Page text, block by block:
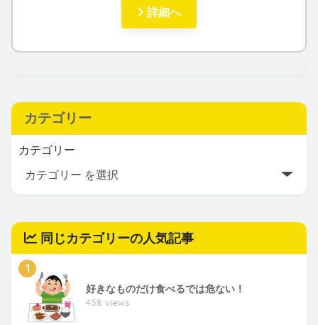
詳細へ
カテゴリー
カテゴリー
同じカテゴリーの人気記事
1
好きなものだけ食べるでは危ない！
458 views